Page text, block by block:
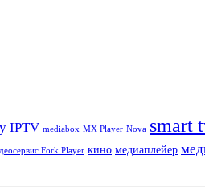
IPTV mediabox MX Player Nova smart
Fork Player кино медиаплейер